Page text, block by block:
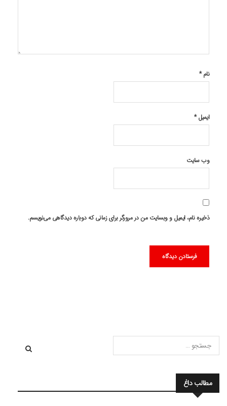
نام*
ایمیل*
وب‌ سایت
ذخیره نام، ایمیل و وبسایت من در مرورگر برای زمانی که دوباره دیدگاهی می‌نویسم.
مطالب داغ